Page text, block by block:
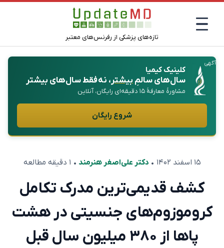
تازه‌های پزشکی از رفرنس‌های معتبر
آگهی
کلینیک کیمیا
سال‌های سالمِبیشتر، نه فقط سال‌های بیشتر
مشاورهٔ معارفهٔ ۱۵ دقیقه‌ای رایگان، آنلاین
شروع رایگان
۱۵ اسفند ۱۴۰۲ •دکتر علی‌اصغر هنرمند • ۱ دقیقه مطالعه
کشف قدیمی‌ترین مدرک تکامل
کروموزوم‌های جنسیتی در هشت‌
پاها از ۳۸۰ میلیون سال قبل